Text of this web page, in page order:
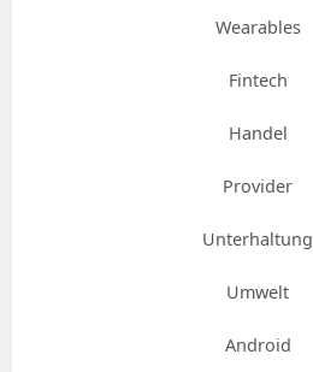
Wearables
Fintech
Handel
Provider
Unterhaltung
Umwelt
Android